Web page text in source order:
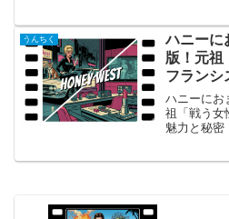
シファー
放棄して...
うんちく
ハニーに
版！元祖
フランシ
ハニーにお
祖「戦う女
魅力と秘密